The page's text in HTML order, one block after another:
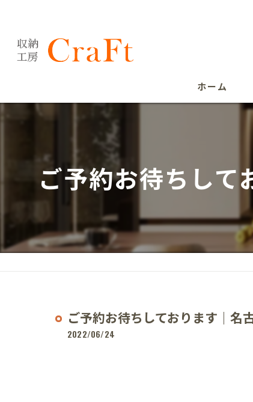
ホーム
ご予約お待ちし
ご予約お待ちしております｜名
2022/06/24